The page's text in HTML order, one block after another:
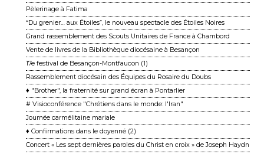
Pèlerinage à Fatima
“Du grenier… aux Étoiles”, le nouveau spectacle des Étoiles Noires
Grand rassemblement des Scouts Unitaires de France à Chambord
Vente de livres de la Bibliothèque diocésaine à Besançon
17e festival de Besançon-Montfaucon (1)
Rassemblement diocésain des Équipes du Rosaire du Doubs
♦ "Brother", la fraternité sur grand écran à Pontarlier
# Visioconférence "Chrétiens dans le monde: l'Iran"
Journée carmélitaine mariale
♦ Confirmations dans le doyenné (2)
Concert « Les sept dernières paroles du Christ en croix » de Joseph Haydn